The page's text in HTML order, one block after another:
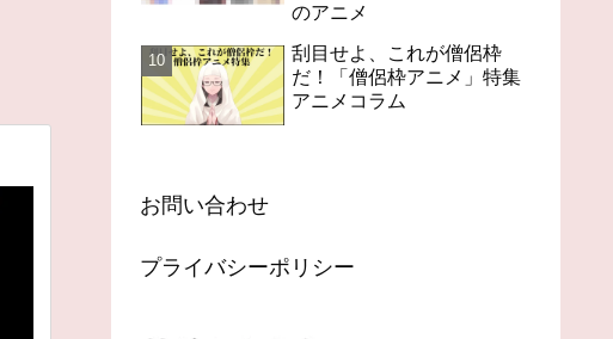
のアニメ
刮目せよ、これが僧侶枠
だ！「僧侶枠アニメ」特集
アニメコラム
お問い合わせ
プライバシーポリシー